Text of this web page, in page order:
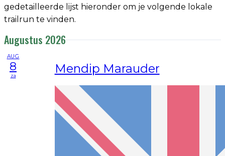
gedetailleerde lijst hieronder om je volgende lokale
trailrun te vinden.
Augustus 2026
AUG
8
za Mendip Marauder